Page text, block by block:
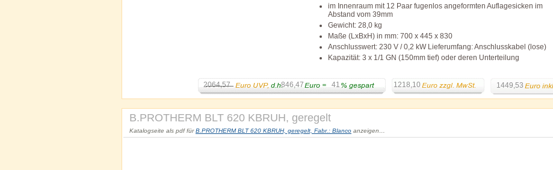
im Innenraum mit 12 Paar fugenlos angeformten Auflagesicken im
Abstand vom 39mm
Gewicht: 28,0 kg
Maße (LxBxH) in mm: 700 x 445 x 830
Anschlusswert: 230 V / 0,2 kW Lieferumfang: Anschlusskabel (lose)
Kapazität: 3 x 1/1 GN (150mm tief) oder deren Unterteilung
1449,53
1218,10
2064,57 846,47 41
B.PROTHERM BLT 620 KBRUH, geregelt
Katalogseite als pdf fürB.PROTHERM BLT 620 KBRUH, geregelt, Fabr.: Blanco anzeigen…